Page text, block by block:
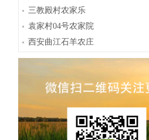
三教殿村农家乐
袁家村04号农家院
西安曲江石羊农庄